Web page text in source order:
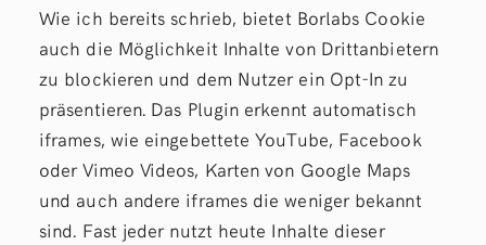
Wie ich bereits schrieb, bietet Borlabs Cookie
auch die Möglichkeit Inhalte von Drittanbietern
zu blockieren und dem Nutzer ein Opt-In zu
präsentieren. Das Plugin erkennt automatisch
iframes, wie eingebettete YouTube, Facebook
oder Vimeo Videos, Karten von Google Maps
und auch andere iframes die weniger bekannt
sind. Fast jeder nutzt heute Inhalte dieser